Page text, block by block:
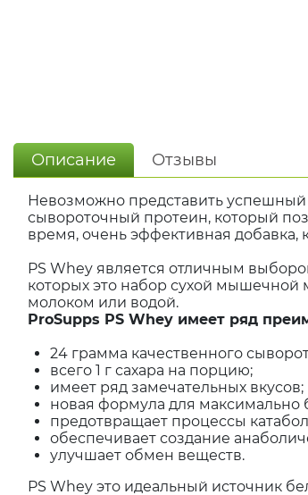
Описание Отзывы
Невозможно представить успешный
сывороточный протеин, который
время, очень эффективная
PS Whey является отличным
которых это набор сухой мышечной
молоком или водой.
ProSupps PS Whey имеет ряд
24 грамма качественного
всего 1 г сахара на порцию;
имеет ряд замечательных вкусов;
новая формула для
предотвращает процессы
обеспечивает создание
улучшает обмен веществ.
PS Whey это идеальный источник